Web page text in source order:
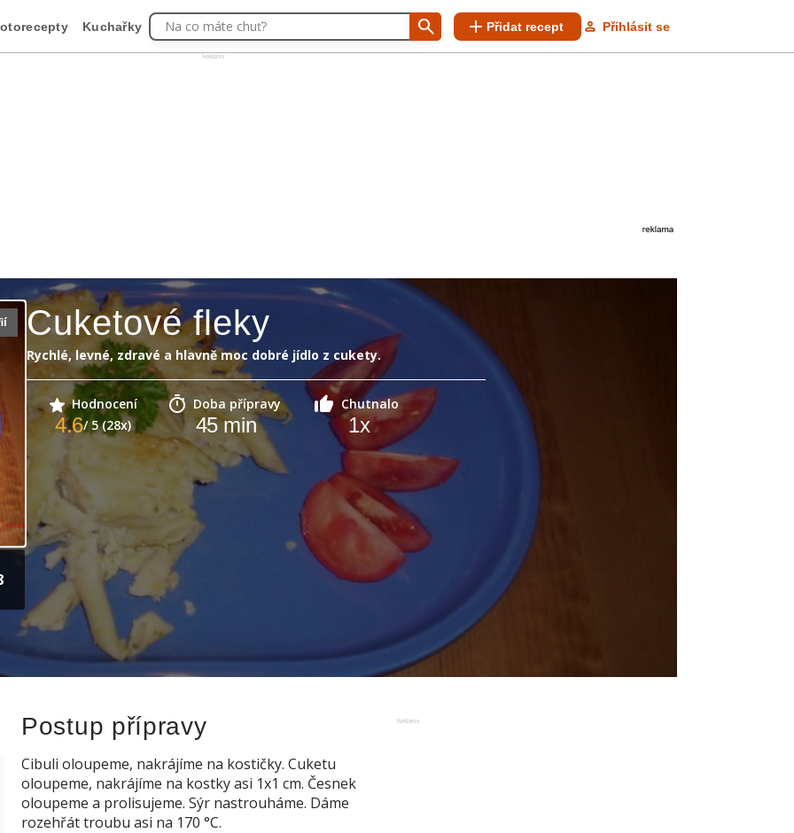
Reklama
Kuchařky Na co máte chuť? Přidat recept Přihlásit se
Cuketové fleky
Rychlé, levné, zdravé a hlavně moc dobré jídlo z cukety.
Hodnocení
4.6/ 5 (28x)
Doba přípravy
45min
Chutnalo
1x
Reklama
Postup přípravy
Cibuli oloupeme, nakrájíme na kostičky. Cuketu
oloupeme, nakrájíme na kostky asi 1x1 cm. Česnek
oloupeme a prolisujeme. Sýr nastrouháme. Dáme
rozehřát troubu asi na 170 °C.